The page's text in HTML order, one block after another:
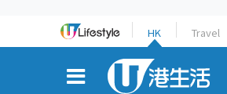
HK Travel